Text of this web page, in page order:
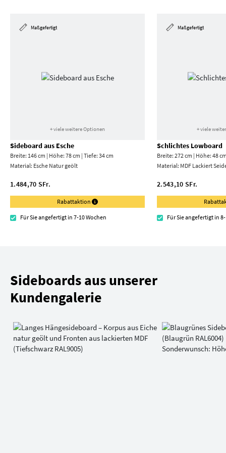
Maßgefertigt
+ viele weitere Optionen
Sideboard aus Esche
Breite: 146 cm | Höhe: 78 cm | Tiefe: 34 cm
Material: Esche Natur geölt
1.484,70 SFr.
Rabattaktion
Für Sie angefertigt in 7-10 Wochen
Maßgefertigt
+ viele
Schlichtes Lowboard
Breite: 272 cm | Höhe: 48
Material: MDF Lackiert
2.543,10 SFr.
Für Sie angefertigt in
Sideboards aus unserer
Kundengalerie